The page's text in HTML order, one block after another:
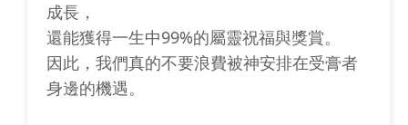
成長，
還能獲得一生中99%的屬靈祝福與獎賞。
因此，我們真的不要浪費被神安排在受膏者
身邊的機遇。